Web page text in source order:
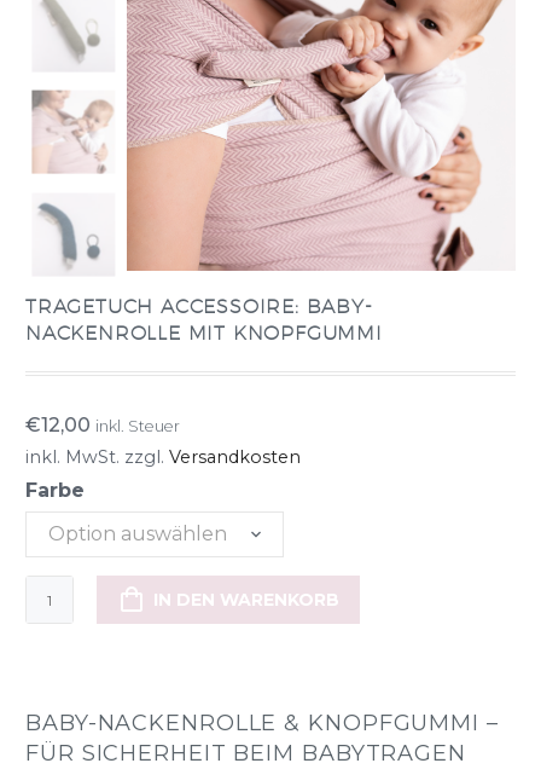
TRAGETUCH ACCESSOIRE: BABY-
NACKENROLLE MIT KNOPFGUMMI
€12,00 inkl. Steuer
inkl. MwSt. zzgl. Versandkosten
Farbe
Option auswählen
TRAGETUCH
ACCESSOIRE:
mit
Knopfgummi
IN DEN WARENKORB
BABY-NACKENROLLE & KNOPFGUMMI –
FÜR SICHERHEIT BEIM BABYTRAGEN